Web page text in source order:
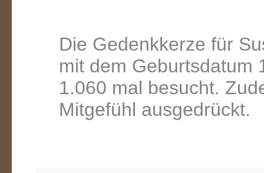
Die Gedenkkerze für
mit dem Geburtsdatum
1.060 mal besucht.
Mitgefühl ausgedrückt.